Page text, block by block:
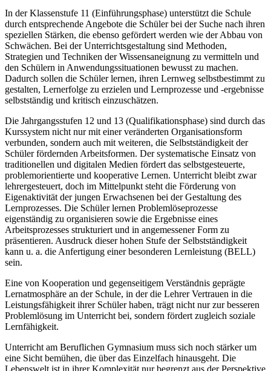
In der Klassenstufe 11 (Einführungsphase) unterstützt die Schule
durch entsprechende Angebote die Schüler bei der Suche nach ihren
speziellen Stärken, die ebenso gefördert werden wie der Abbau von
Schwächen. Bei der Unterrichtsgestaltung sind Methoden,
Strategien und Techniken der Wissensaneignung zu vermitteln und
den Schülern in Anwendungssituationen bewusst zu machen.
Dadurch sollen die Schüler lernen, ihren Lernweg selbstbestimmt zu
gestalten, Lernerfolge zu erzielen und Lernprozesse und -ergebnisse
selbstständig und kritisch einzuschätzen.
Die Jahrgangsstufen 12 und 13 (Qualifikationsphase) sind durch das
Kurssystem nicht nur mit einer veränderten Organisationsform
verbunden, sondern auch mit weiteren, die Selbstständigkeit der
Schüler fördernden Arbeitsformen. Der systematische Einsatz von
traditionellen und digitalen Medien fördert das selbstgesteuerte,
problemorientierte und kooperative Lernen. Unterricht bleibt zwar
lehrergesteuert, doch im Mittelpunkt steht die Förderung von
Eigenaktivität der jungen Erwachsenen bei der Gestaltung des
Lernprozesses. Die Schüler lernen Problemlöseprozesse
eigenständig zu organisieren sowie die Ergebnisse eines
Arbeitsprozesses strukturiert und in angemessener Form zu
präsentieren. Ausdruck dieser hohen Stufe der Selbstständigkeit
kann u. a. die Anfertigung einer besonderen Lernleistung (BELL)
sein.
Eine von Kooperation und gegenseitigem Verständnis geprägte
Lernatmosphäre an der Schule, in der die Lehrer Vertrauen in die
Leistungsfähigkeit ihrer Schüler haben, trägt nicht nur zur besseren
Problemlösung im Unterricht bei, sondern fördert zugleich soziale
Lernfähigkeit.
Unterricht am Beruflichen Gymnasium muss sich noch stärker um
eine Sicht bemühen, die über das Einzelfach hinausgeht. Die